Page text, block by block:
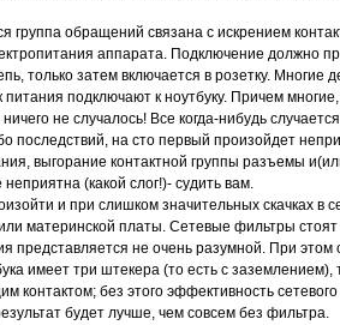
группа обращений связана с искрением
аппарата. Подключение должно
только затем включается в розетку. Многие
питания подключают к ноутбуку. Причем
ничего не случалось! Все когда-нибудь
последствий, на сто первый произойдет
выгорание контактной группы разъемы
(какой слог!)- судить вам.
и при слишком значительных скачках в
материнской платы. Сетевые фильтры
представляется не очень разумной. При
имеет три штекера (то есть с заземлением),
контактом; без этого эффективность
будет лучше, чем совсем без фильтра.